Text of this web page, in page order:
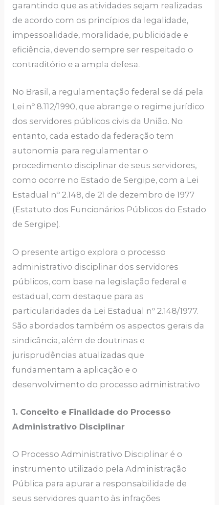
garantindo que as atividades sejam realizadas
de acordo com os princípios da legalidade,
impessoalidade, moralidade, publicidade e
eficiência, devendo sempre ser respeitado o
contraditório e a ampla defesa.
No Brasil, a regulamentação federal se dá pela
Lei nº 8.112/1990, que abrange o regime jurídico
dos servidores públicos civis da União. No
entanto, cada estado da federação tem
autonomia para regulamentar o
procedimento disciplinar de seus servidores,
como ocorre no Estado de Sergipe, com a Lei
Estadual nº 2.148, de 21 de dezembro de 1977
(Estatuto dos Funcionários Públicos do Estado
de Sergipe).
O presente artigo explora o processo
administrativo disciplinar dos servidores
públicos, com base na legislação federal e
estadual, com destaque para as
particularidades da Lei Estadual nº 2.148/1977.
São abordados também os aspectos gerais da
sindicância, além de doutrinas e
jurisprudências atualizadas que
fundamentam a aplicação e o
desenvolvimento do processo administrativo
1. Conceito e Finalidade do Processo
Administrativo Disciplinar
O Processo Administrativo Disciplinar é o
instrumento utilizado pela Administração
Pública para apurar a responsabilidade de
seus servidores quanto às infrações